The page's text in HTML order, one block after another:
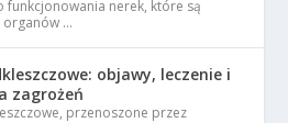
funkcjonowania nerek, które są
organów …
objawy, leczenie i
zagrożeń
przenoszone przez